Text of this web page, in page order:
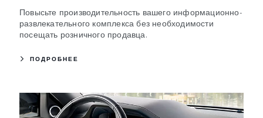
Повысьте производительность вашего информационно-
развлекательного комплекса без необходимости
посещать розничного продавца.
ПОДРОБНЕЕ